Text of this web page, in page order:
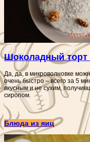
Шоколадный торт
Да, да, в микроволновке
очень быстро – всего за 5
вкусным и не сухим,
сиропом.
Блюда из яиц